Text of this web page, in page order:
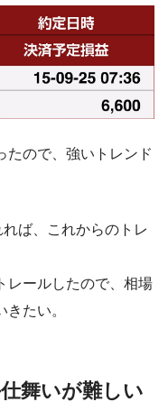
たので、強いトレンド
ば、これからのトレ
レールしたので、相場
たい。
舞いが難しい